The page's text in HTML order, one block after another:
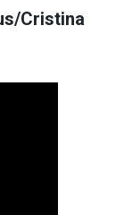
Cristina